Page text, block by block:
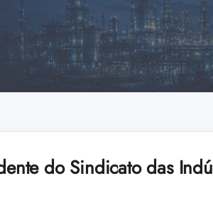
do Sindicato das